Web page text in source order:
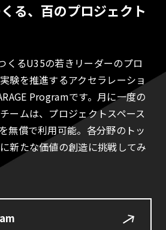
る、百のプロジェクト
くるU35の若きリーダーのプロ
験を推進するアクセラレーショ
Programです。月に一度の
ームは、プロジェクトスペース
無償で利用可能。各分野のトッ
新たな価値の創造に挑戦してみ